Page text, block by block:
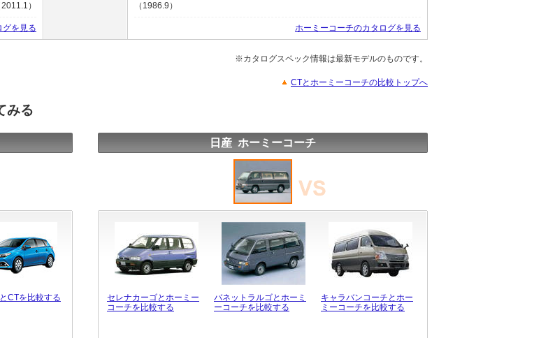
）
グを見る
（1986.9）
ホーミーコーチのカタログを見る
※カタログスペック情報は最新モデルのものです。
CTとホーミーコーチの比較トップへ
みる
CTを比較する
日産 ホーミーコーチ
セレナカーゴとホーミー
コーチを比較する
バネットラルゴとホーミ
ーコーチを比較する
キャラバンコーチとホー
ミーコーチを比較する